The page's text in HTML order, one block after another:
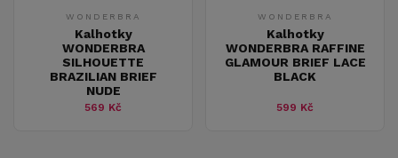
WONDERBRA
Kalhotky
WONDERBRA
SILHOUETTE
BRAZILIAN BRIEF
NUDE
569 Kč
WONDERBRA
Kalhotky
WONDERBRA RAFFINE
GLAMOUR BRIEF LACE
BLACK
599 Kč